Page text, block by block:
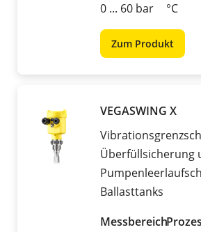
0 ... 60 bar
°C
Zum Produkt
VEGASWING X
Überfüllsicherung
Ballasttanks
Messbereich